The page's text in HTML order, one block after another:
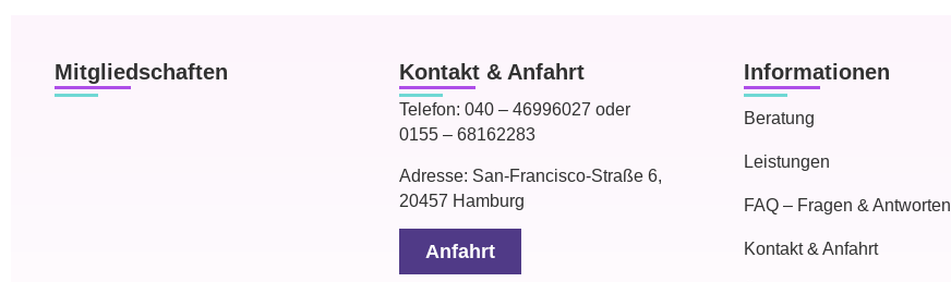
Mitgliedschaften Kontakt & Anfahrt
Telefon: 040 – 46996027 oder
0155 – 68162283
Adresse: San-Francisco-Straße 6,
20457 Hamburg
Anfahrt
Informationen
Beratung
Leistungen
FAQ – Fragen & Antworten
Kontakt & Anfahrt